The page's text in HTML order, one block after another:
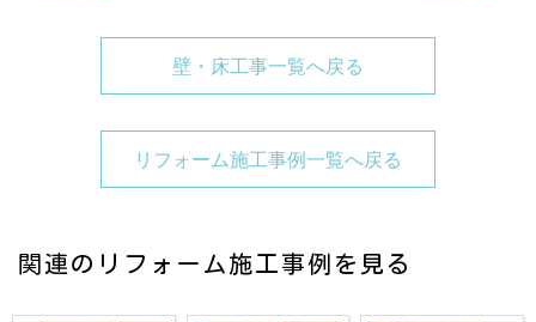
壁・床工事一覧へ戻る
リフォーム施工事例一覧へ戻る
関連のリフォーム施工事例を見る